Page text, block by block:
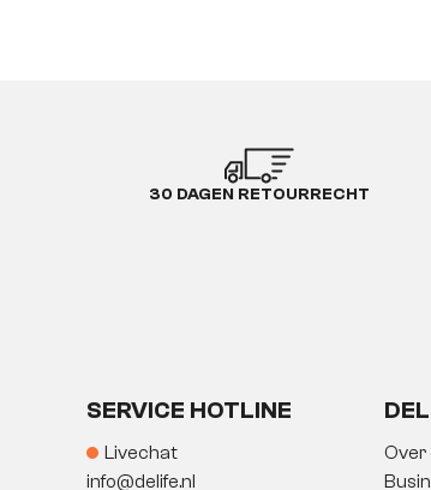
30 DAGEN RETOURRECHT
SERVICE HOTLINE
Livechat
info@delife.nl
Over